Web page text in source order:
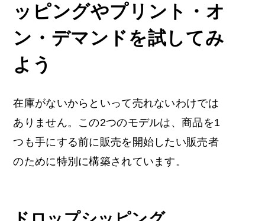
ッピングやプリント・オ
ン・デマンドを試してみ
よう
在庫がないからといって売れないわけでは
ありません。この2つのモデルは、商品を1
つも手にする前に販売を開始したい販売者
のために特別に構築されています。